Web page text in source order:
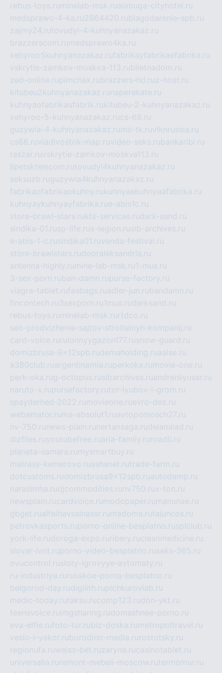
rebus-toys.ru minelab-msk.rualabuga-cityhotel.ru
medsprawo-4-ka.ru2864420.rublagodarenie-spb.ru
zajmy24.rutovudyi-4-kuhnyanazakaz.ru
brazzerscom.ru medsprawo4ka.ru
xehyroo5kuhnyanazakaz.rufabrikayfabrikaefabrika.ru
vskrytie-zamkov-moskva-113.rubiletnadom.ru
zed-online.rupimchax.rubrazzers-hd.ruz-host.ru
kitubeu2kuhnyanazakaz.ru naperekate.ru
kuhnyaofabrikaufabrik.rukitubeu-2-kuhnyanazakaz.ru
xehyroo-5-kuhnyanazakaz.rucs-68.ru
guzywia-4-kuhnyanazakaz.ru mir-tk.ruvlknrussia.ru
cs68.ruvladivostok-map.ruvideo-seks.rubankaribi.ru
raszar.ruvskrytie-zamkov-moskva113.ru
lipetsktelecom.rutovudyi4kuhnyanazakaz.ru
seksuzb.ruguzywia4kuhnyanazakaz.ru
fabrikaofabrikaokuhny.rukuhnyaekuhnyaafabrika.ru
kuhnyaykuhnyayfabrika.rue-abis1c.ru
store-brawl-stars.rukts-services.rudark-sand.ru
sindika-01.rusp-life.rux-legion.rusib-archives.ru
e-abis-1-c.rusindika01.ruvenda-festival.ru
store-brawlstars.rudooraleksandria.ru
antenna-highly.ru mine-lab-msk.ru1-mus.ru
3-sex-porn.ruban-damn.rupurse-factory.ru
viagra-tablet.rufasbags.ruadler-jun.rubandamn.ru
fincontech.ru3sexporn.ru1mus.rudarksand.ru
rebus-toys.ru minelab-msk.ru rtdco.ru
seo-prodvizhenie-sajtov-stroitelnyh-kompanij.ru
card-voice.ru rulonnyygazon177.rusnow-guard.ru
domizbrusa-9x12spb.rudemaholding.ruaalse.ru
a380club.ruargentinamia.ruperkoka.ru movie-one.ru
perk-oka.rug-octopus.rusibarchives.ruandreislyusar.ru
naruto-x.rupursefactory.rutor-lyubov-i-grom.ru
spayderhed-2022.ru movieone.ruevro-dez.ru
webamator.ru ma-absolut1.ruavtopomosch27.ru
nv-750.ru news-plain.ru nertansaga.rudelanalad.ru
dizfiles.ruyoutubefree.ruaria-family.ru roadli.ru
planeta-samara.ru mysmartbuy.ru
matrasy-kemerovo.ruashanet.rutrade-farm.ru
dotcustoms.rudomizbrusa9x12spb.ruautodamp.ru
narasimha.rudjcommodities.ru nv750.rux-ton.ru
newsplain.rucardvoice.ru modopaper.ru manunae.ru
gbget.rualfeihavsalnassr.ru madoma.rutajuncos.ru
petrovkasports.ruporno-online-besplatno.rusplclub.ru
york-life.rudoroga-expo.ru ribery.rucleanmedicine.ru
slovar-ivrit.ruporno-video-besplatno.ruseks-365.ru
ovucontrol.rusloty-igrovyye-avtomaty.ru
ru-industriya.ru russkoe-porno-besplatno.ru
belgorod-day.rudigilith.rupichkurovlab.ru
medic-today.rutaksu.rucomp123.rudon-ykt.ru
teensvoice.ru imgsharing.rudomashnee-porno.ru
eva-elfie.rufoto-tur.rubiz-doska.ru metropoltravel.ru
veslo-i-yakor.ruborodino-media.ru rostotsky.ru
regionufa.ruweiss-bet.ruzaryna.rucasinotablet.ru
universalia.ru remont-mebeli-moscow.rutermomur.ru